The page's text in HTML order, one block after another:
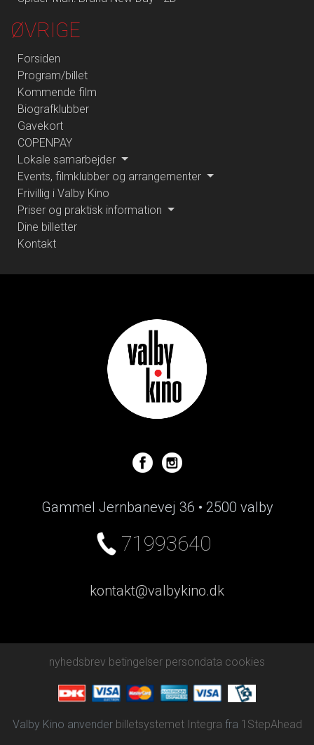
ØVRIGE
Forsiden
Program/billet
Kommende film
Biografklubber
Gavekort
COPENPAY
Lokale samarbejder
Events, filmklubber og arrangementer
Frivillig i Valby Kino
Priser og praktisk information
Dine billetter
Kontakt
Gammel Jernbanevej 36 • 2500 valby
71993640
kontakt@valbykino.dk
nyhedsbrev betingelser persondata cookies
Valby Kino anvender billetsystemet Integra fra 1StepAhead